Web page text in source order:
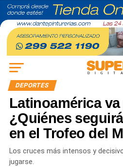
DEPORTES
Latinoamérica
¿Quiénes
en el Trofeo del
Los cruces más intensos y
jugarse.